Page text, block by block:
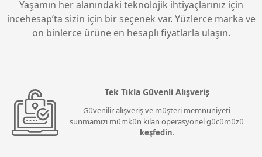
Yaşamın her alanındaki teknolojik ihtiyaçlarınız için
incehesap’ta sizin için bir seçenek var. Yüzlerce marka ve
on binlerce ürüne en hesaplı fiyatlarla ulaşın.
Tek Tıkla Güvenli Alışveriş
Güvenilir alışveriş ve müşteri memnuniyeti
sunmamızı mümkün kılan operasyonel gücümüzü
keşfedin.